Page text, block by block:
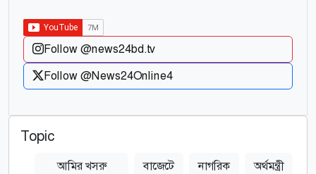
Follow @news24bd.tv
Follow @News24Online4
Topic
আমির খসরু
বাজেটে নাগরিক অর্থমন্ত্রী